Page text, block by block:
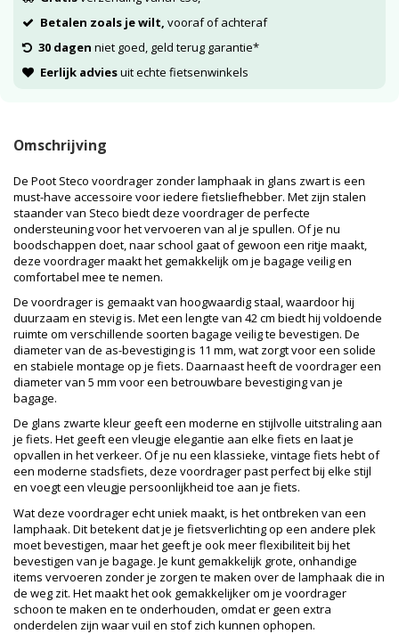
Betalen zoals je wilt, vooraf of achteraf
30 dagen niet goed, geld terug garantie*
Eerlijk adviesuit echte fietsenwinkels
Omschrijving
De Poot Steco voordrager zonder lamphaak in glans zwart is een
must-have accessoire voor iedere fietsliefhebber. Met zijn stalen
staander van Steco biedt deze voordrager de perfecte
ondersteuning voor het vervoeren van al je spullen. Of je nu
boodschappen doet, naar school gaat of gewoon een ritje maakt,
deze voordrager maakt het gemakkelijk om je bagage veilig en
comfortabel mee te nemen.
De voordrager is gemaakt van hoogwaardig staal, waardoor hij
duurzaam en stevig is. Met een lengte van 42 cm biedt hij voldoende
ruimte om verschillende soorten bagage veilig te bevestigen. De
diameter van de as-bevestiging is 11 mm, wat zorgt voor een solide
en stabiele montage op je fiets. Daarnaast heeft de voordrager een
diameter van 5 mm voor een betrouwbare bevestiging van je
bagage.
De glans zwarte kleur geeft een moderne en stijlvolle uitstraling aan
je fiets. Het geeft een vleugje elegantie aan elke fiets en laat je
opvallen in het verkeer. Of je nu een klassieke, vintage fiets hebt of
een moderne stadsfiets, deze voordrager past perfect bij elke stijl
en voegt een vleugje persoonlijkheid toe aan je fiets.
Wat deze voordrager echt uniek maakt, is het ontbreken van een
lamphaak. Dit betekent dat je je fietsverlichting op een andere plek
moet bevestigen, maar het geeft je ook meer flexibiliteit bij het
bevestigen van je bagage. Je kunt gemakkelijk grote, onhandige
items vervoeren zonder je zorgen te maken over de lamphaak die in
de weg zit. Het maakt het ook gemakkelijker om je voordrager
schoon te maken en te onderhouden, omdat er geen extra
onderdelen zijn waar vuil en stof zich kunnen ophopen.